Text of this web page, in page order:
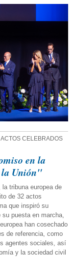
CELEBRADOS
en la
la Unión"
tribuna europea de
de 32 actos
que inspiró su
puesta en marcha,
han cosechado
de referencia, como
agentes sociales, así
y la sociedad civil